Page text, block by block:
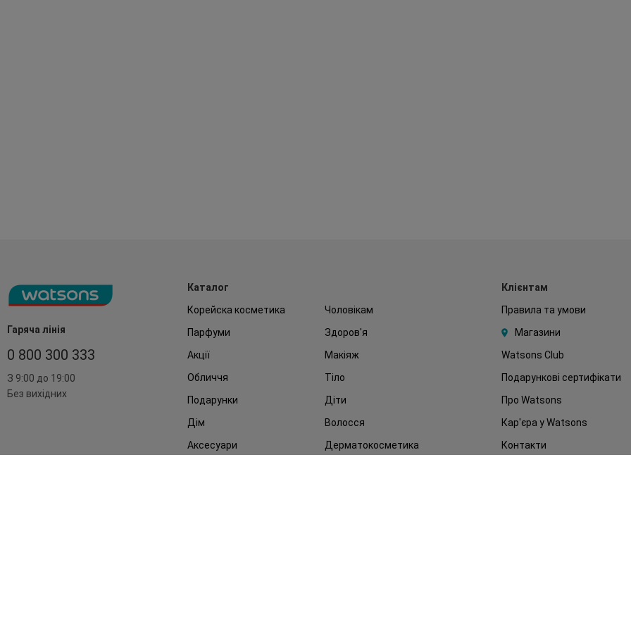
Гаряча лінія
0 800 300 333
З 9:00 до 19:00
Без вихідних
Каталог
Корейска косметика
Чоловікам
Парфуми
Здоров'я
Акції
Макіяж
Обличчя
Тіло
Подарунки
Діти
Дім
Волосся
Аксесуари
Дерматокосметика
Клієнтам
Правила та умови
Магазини
Watsons Club
Подарункові сертифікати
Про Watsons
Кар'єра у Watsons
Контакти